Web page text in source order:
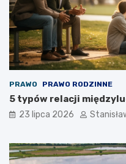
PRAWO PRAWO RODZINNE
5 typów relacji
23 lipca 2026